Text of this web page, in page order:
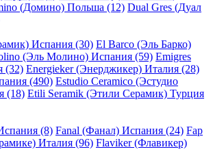
(Домино) Польша (12) Dual Gres (Дуал
Испания (30) El Barco (Эль Барко)
(Эль Молино) Испания (59) Emigres
(32) Energieker (Энерджикер) Италия (28)
(490) Estudio Ceramico (Эстудио
(18) Etili Seramik (Этили Серамик) Турция
(8) Fanal (Фанал) Испания (24) Fap
Италия (96) Flaviker (Флавикер)